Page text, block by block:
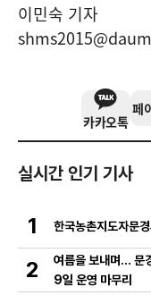
이민숙 기자
카카오톡
페
실시간 인기 기사
1 한국농촌지도자문
2
여름을 보내며… 문
9일 운영 마무리